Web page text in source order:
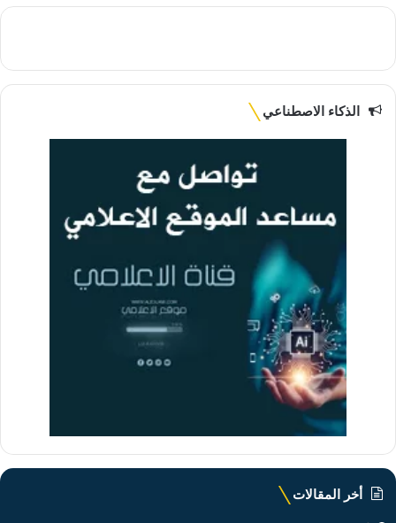
الذكاء الاصطناعي
أخر المقالات